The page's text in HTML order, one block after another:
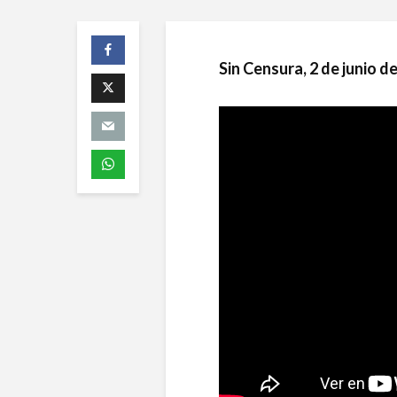
Sin Censura, 2 de junio